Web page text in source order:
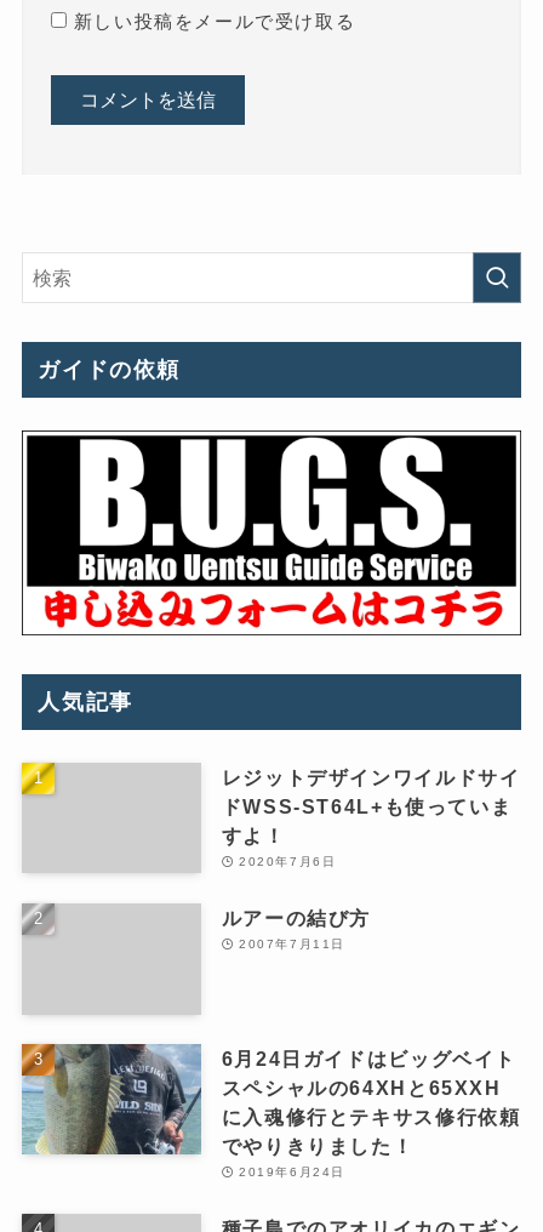
新しい投稿をメールで受け取る
ガイドの依頼
人気記事
レジットデザインワイルドサイ
ドWSS-ST64L+も使っていま
すよ！
2020年7月6日
ルアーの結び方
2007年7月11日
6月24日ガイドはビッグベイト
スペシャルの64XHと65XXH
に入魂修行とテキサス修行依頼
でやりきりました！
2019年6月24日